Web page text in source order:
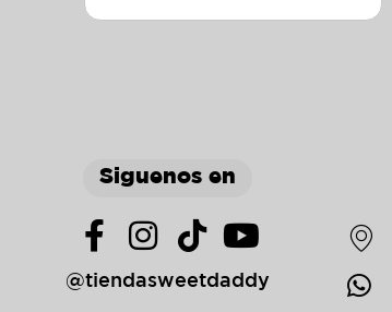
Siguenos en
@tiendasweetdaddy